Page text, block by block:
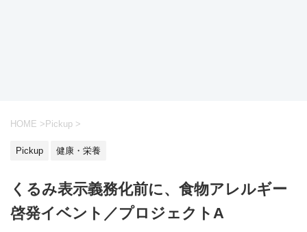
HOME >Pickup >
Pickup 健康・栄養
くるみ表示義務化前に、食物アレルギー
啓発イベント／プロジェクトA